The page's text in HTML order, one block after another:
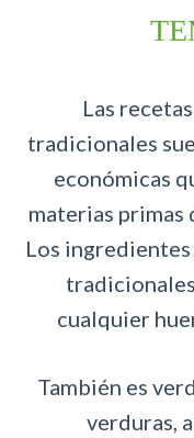
Las
tradicionales
económicas
materias primas
Los
cualquier
También es
verduras,